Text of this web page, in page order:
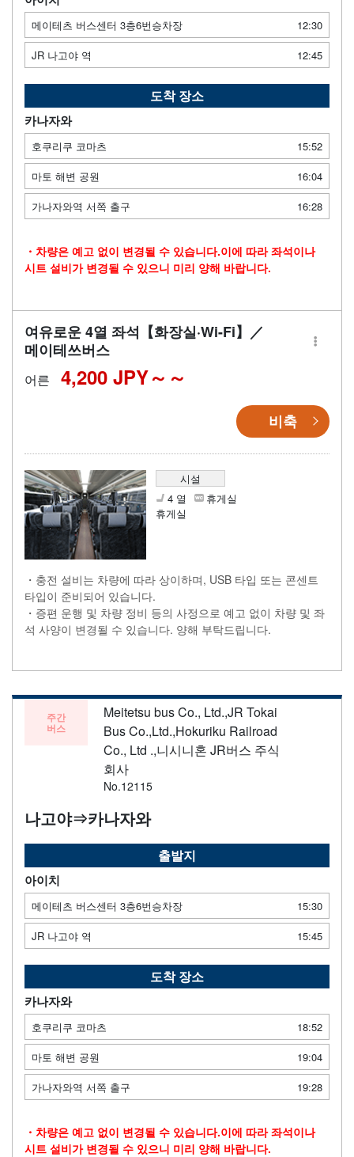
메이테츠 버스센터 3층6번승차장
12:30
JR 나고야 역
12:45
도착 장소
카나자와
호쿠리쿠 코마츠
15:52
마토 해변 공원
16:04
가나자와역 서쪽 출구
16:28
・차량은 예고 없이 변경될 수 있습니다.이에 따라 좌석이나
시트 설비가 변경될 수 있으니 미리 양해 바랍니다.
여유로운 4열 좌석【화장실·Wi-Fi】／
메이테쓰버스
어른 4,200 JPY～
비축
시설
4 열
휴게실
휴게실
・충전 설비는 차량에 따라 상이하며, USB 타입 또는 콘센트
타입이 준비되어 있습니다.
・증편 운행 및 차량 정비 등의 사정으로 예고 없이 차량 및 좌
석 사양이 변경될 수 있습니다. 양해 부탁드립니다.
주간
버스
Meitetsu bus Co., Ltd.,JR Tokai
Bus Co.,Ltd.,Hokuriku Railroad
Co., Ltd .,니시니혼 JR버스 주식
회사
No.12115
나고야⇒카나자와
출발지
아이치
메이테츠 버스센터 3층6번승차장
15:30
JR 나고야 역
15:45
도착 장소
카나자와
호쿠리쿠 코마츠
18:52
마토 해변 공원
19:04
가나자와역 서쪽 출구
19:28
・차량은 예고 없이 변경될 수 있습니다.이에 따라 좌석이나
시트 설비가 변경될 수 있으니 미리 양해 바랍니다.